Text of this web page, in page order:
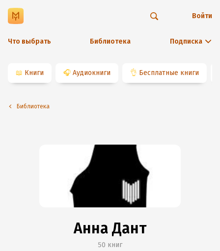
Что выбрать Библиотека Подписка
Войти
📖 Книги 🎧 Аудиокниги 👌 Бесплатные книги
Библиотека
Анна Дант
50 книг